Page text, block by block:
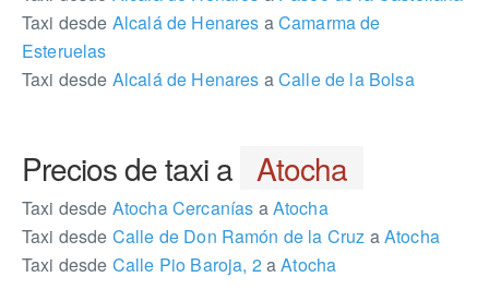
Taxi desde Alcalá de Henares aCamarma de
Esteruelas
Taxi desde Alcalá de Henares aCalle de la Bolsa
Precios de taxi a Atocha
Taxi desde Atocha Cercanías aAtocha
Taxi desde Calle de Don Ramón de la Cruz aAtocha
Taxi desde Calle Pio Baroja, 2aAtocha